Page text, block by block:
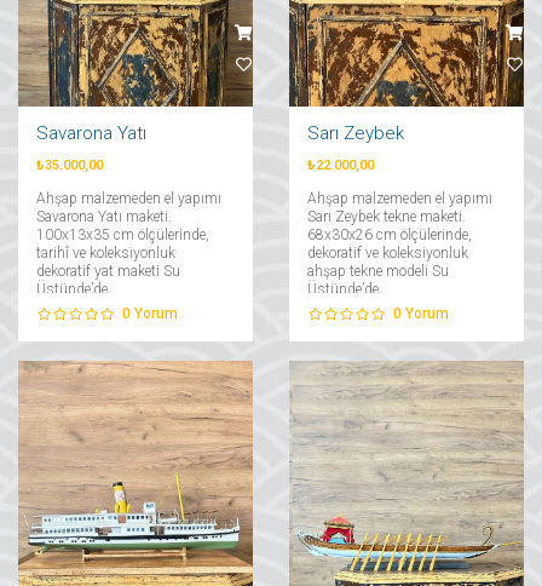
Savarona Yatı
₺35.000,00
Ahşap malzemeden el yapımı
Savarona Yatı maketi.
100x13x35 cm ölçülerinde,
tarihî ve koleksiyonluk
dekoratif yat maketi Su
Üstünde’de....
0 Yorum
Sarı Zeybek
₺22.000,00
Ahşap malzemeden el yapımı
Sarı Zeybek tekne maketi.
68x30x26 cm ölçülerinde,
dekoratif ve koleksiyonluk
ahşap tekne modeli Su
Üstünde’de....
0 Yorum